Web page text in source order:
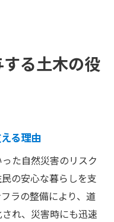
る土木の役
る理由
た自然災害のリスク
の安心な暮らしを支
ラの整備により、道
れ、災害時にも迅速